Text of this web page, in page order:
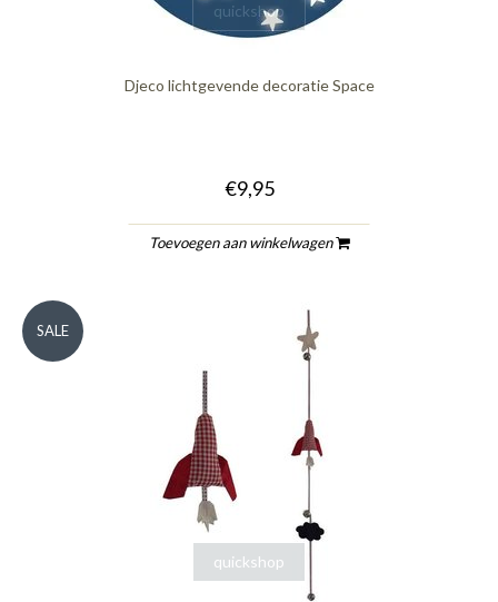
quickshop
Djeco lichtgevende decoratie Space
€9,95
Toevoegen aan winkelwagen
quickshop
SALE